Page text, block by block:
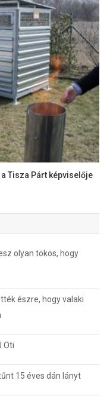
Tisza Párt képviselője
olyan tökös, hogy
észre, hogy valaki
Oti
15 éves dán lányt